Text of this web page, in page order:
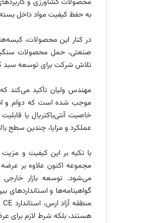
محصولات کشاورزی و
به حفظ کیفیت مواد داخل
در کنار این محصولات،
صنعتی، حمل محصولات
تلاش شرکت برای توسعه سبد
مهندس ولیان تأکید می‌کند که
موجب شده است که دوام و
خاصیت آنتی‌باکتریال یا
عملکرد و مزایا، چندین سطح
با تکیه بر این کیفیت و
مجموعه اکنون علاوه بر
می‌شود. توسعه بازار
گواهینامه‌ها و
هستند، بلکه شرط لازم برای